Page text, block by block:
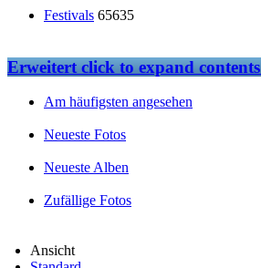
Festivals 65635
Erweitertclick to expand contents
Am häufigsten angesehen
Neueste Fotos
Neueste Alben
Zufällige Fotos
Ansicht